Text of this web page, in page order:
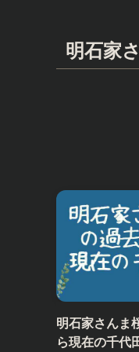
明石家
明石家さんま
ら現在の千代